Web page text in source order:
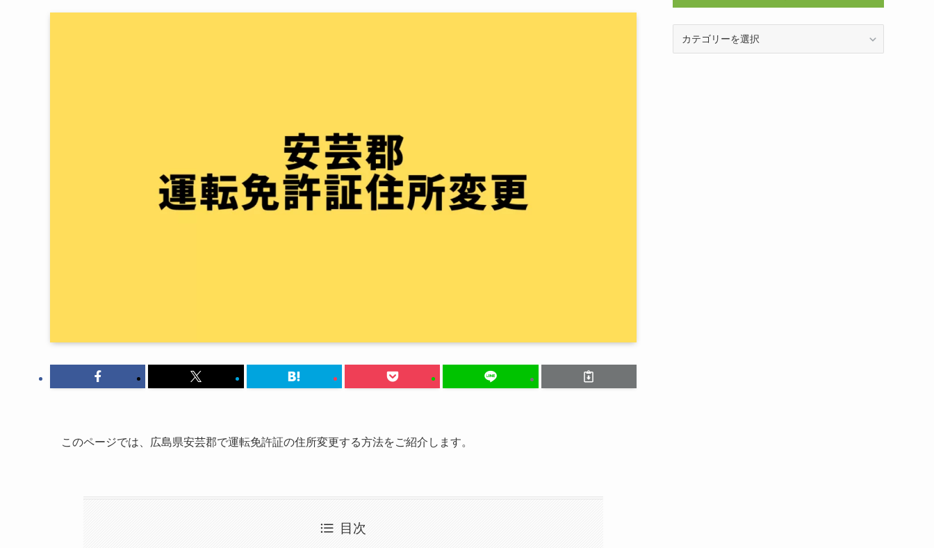
このページでは、広島県安芸郡で運転免許証の住所変更する方法をご紹介します。
目次